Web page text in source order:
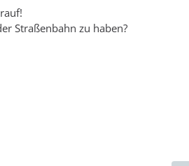
Straßenbahn zu haben?